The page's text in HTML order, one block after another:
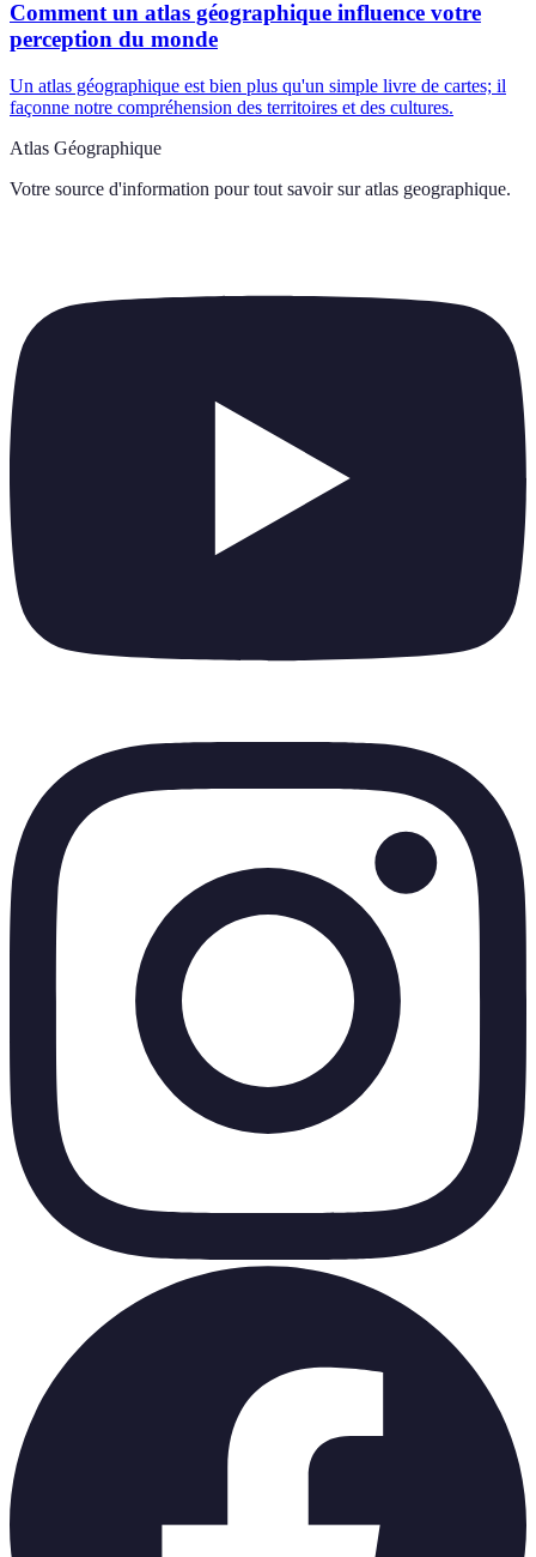
Comment un atlas géographique influence votre
perception du monde
Un atlas géographique est bien plus qu'un simple livre de cartes; il
façonne notre compréhension des territoires et des cultures.
Atlas Géographique
Votre source d'information pour tout savoir sur atlas geographique.